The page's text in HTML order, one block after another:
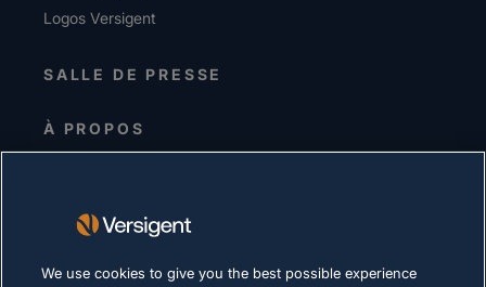
Logos Versigent
SALLE DE PRESSE
À PROPOS
Equipe de direction
Fournisseurs
We use cookies to give you the best possible experience